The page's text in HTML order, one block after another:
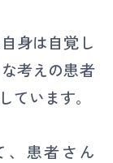
身は自覚し
考えの患者
ています。
、患者さん